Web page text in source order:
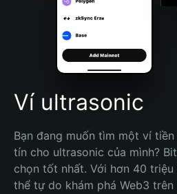
Português (Brasil)
Español (Argentina)
Ví ultrasonic
Bạn đang muốn tìm một ví
tín cho ultrasonic của mình?
chọn tốt nhất. Với hơn 40
thể tự do khám phá Web3